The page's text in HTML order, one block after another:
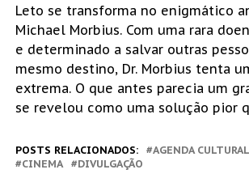
Leto se transforma no enigmático
Michael Morbius. Com uma rara
e determinado a salvar outras
mesmo destino, Dr. Morbius tenta
extrema. O que antes parecia um
se revelou como uma solução pior
POSTS RELACIONADOS: AGENDA CULTURAL
CINEMA
DIVULGAÇÃO